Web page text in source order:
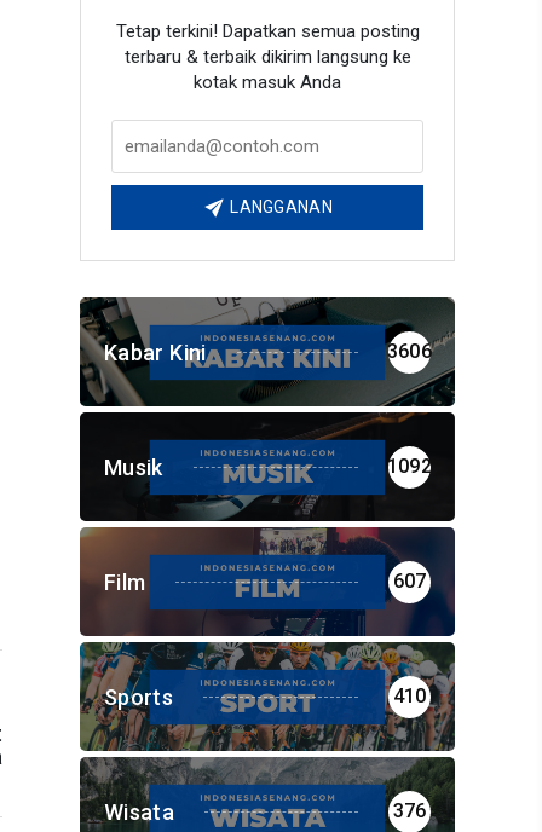
Tetap terkini! Dapatkan semua posting
terbaru & terbaik dikirim langsung ke
kotak masuk Anda
LANGGANAN
Kabar Kini 3606
Musik 1092
Film 607
Sports 410
Wisata 376